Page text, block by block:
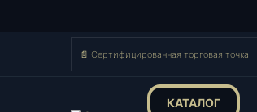
📄 Сертифицированная торговая точка
КАТАЛОГ